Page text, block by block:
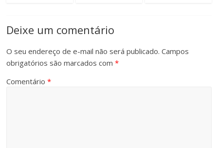
Deixe um comentário
O seu endereço de e-mail não será publicado. Campos
obrigatórios são marcados com*
Comentário*